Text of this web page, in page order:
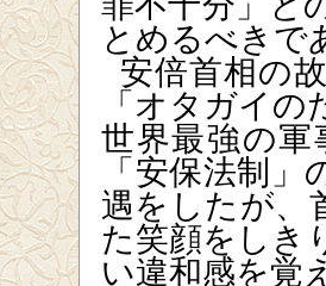
とめるべきで
安倍首相の
「オタガイ
世界最強の
「安保法制
遇をしたが、
た笑顔をしき
い違和感を覚